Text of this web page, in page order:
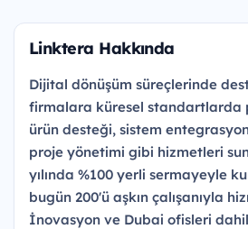
Linktera Hakkında
Dijital dönüşüm süreçlerinde
firmalara küresel standartlarda
ürün desteği, sistem
proje yönetimi gibi hizmetleri
yılında %100 yerli sermayeyle
bugün 200'ü aşkın çalışanıyla
İnovasyon ve Dubai ofisleri